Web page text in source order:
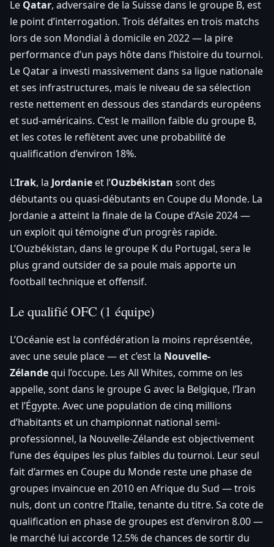
Le Qatar, adversaire de la Suisse dans le groupe B, est
le point d’interrogation. Trois défaites en trois matchs
lors de son Mondial à domicile en 2022 — la pire
performance d’un pays hôte dans l’histoire du tournoi.
Le Qatar a investi massivement dans sa ligue nationale
et ses infrastructures, mais le niveau de sa sélection
reste nettement en dessous des standards européens
et sud-américains. C’est le maillon faible du groupe B,
et les cotes le reflètent avec une probabilité de
qualification d’environ 18%.
L’Irak, la Jordanie et l’Ouzbékistan sont des
débutants ou quasi-débutants en Coupe du Monde. La
Jordanie a atteint la finale de la Coupe d’Asie 2024 —
un exploit qui témoigne d’un progrès rapide.
L’Ouzbékistan, dans le groupe K du Portugal, sera le
plus grand outsider de sa poule mais apporte un
football technique et offensif.
Le qualifié OFC (1 équipe)
L’Océanie est la confédération la moins représentée,
avec une seule place — et c’est la Nouvelle-
Zélandequi l’occupe. Les All Whites, comme on les
appelle, sont dans le groupe G avec la Belgique, l’Iran
et l’Égypte. Avec une population de cinq millions
d’habitants et un championnat national semi-
professionnel, la Nouvelle-Zélande est objectivement
l’une des équipes les plus faibles du tournoi. Leur seul
fait d’armes en Coupe du Monde reste une phase de
groupes invaincue en 2010 en Afrique du Sud — trois
nuls, dont un contre l’Italie, tenante du titre. Sa cote de
qualification en phase de groupes est d’environ 8.00 —
le marché lui accorde 12.5% de chances de sortir du